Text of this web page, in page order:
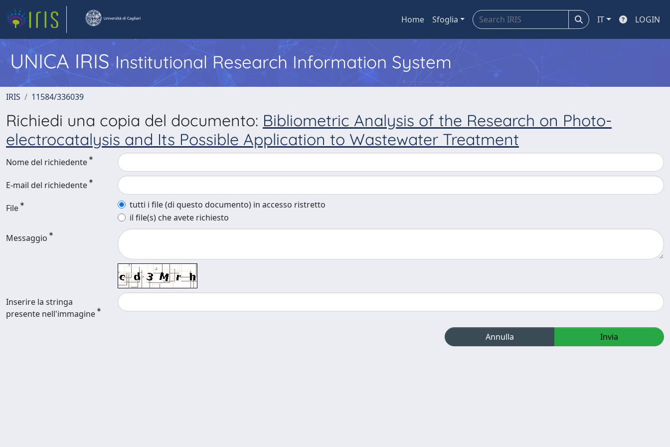
Home Sfoglia IT LOGIN
UNICA IRISInstitutional Research Information System
IRIS 11584/336039
Richiedi una copia del documento: Bibliometric Analysis of the Research on Photo-
electrocatalysis and Its Possible Application to Wastewater Treatment
Nome del richiedente
E-mail del richiedente
File
tutti i file (di questo documento) in accesso ristretto
il file(s) che avete richiesto
Messaggio
Inserire la stringa
presente nell'immagine
Annulla Invia